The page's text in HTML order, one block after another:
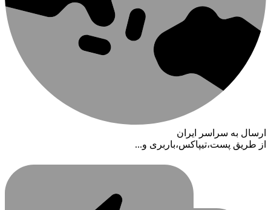
ارسال به سراسر ایران
از طریق پست،تیپاکس،باربری و...